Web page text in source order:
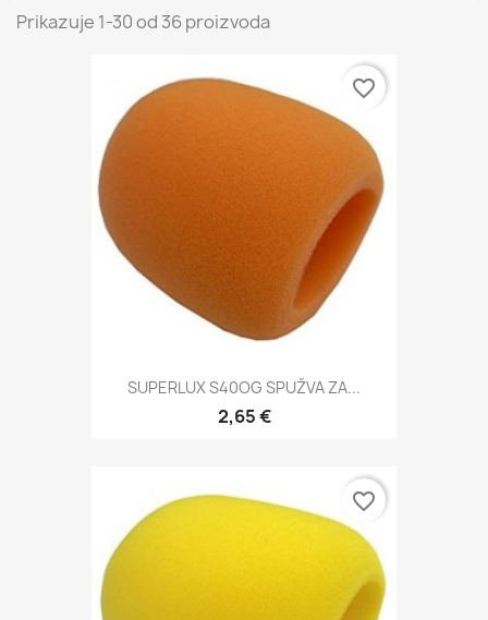
Prikazuje 1-30 od 36 proizvoda
SUPERLUX S40OG SPUŽVA ZA...
2,65 €
favorite_border
favorite_border